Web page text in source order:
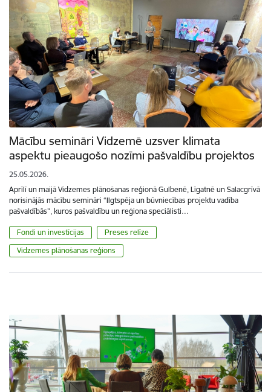
Mācību semināri Vidzemē uzsver klimata
aspektu pieaugošo nozīmi pašvaldību projektos
25.05.2026.
Aprīlī un maijā Vidzemes plānošanas reģionā Gulbenē, Līgatnē un Salacgrīvā
norisinājās mācību semināri “Ilgtspēja un būvniecības projektu vadība
pašvaldībās”, kuros pašvaldību un reģiona speciālisti…
Fondi un investīcijas
Preses relīze
Vidzemes plānošanas reģions